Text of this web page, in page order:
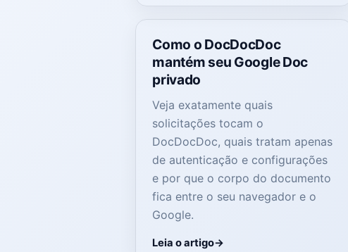
Como o DocDocDoc
mantém seu Google Doc
privado
Veja exatamente quais
solicitações tocam o
DocDocDoc, quais tratam apenas
de autenticação e configurações
e por que o corpo do documento
fica entre o seu navegador e o
Google.
Leia o artigo